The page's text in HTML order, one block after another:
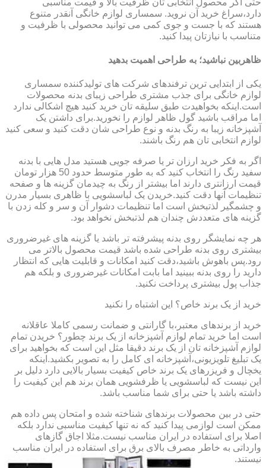
دارد،سراغ خرید آن نروید. سمساری لوازم خانگی آنقدر متنوع
هستند که با جست و جوی کمی می توانید محصولی با ظرفیت و
متناسب با نیازتان پیدا کنید.
ظاهربین نباشید؛ به طراحی اهمیت بدهید
یکی از ابتدایی ترین ترفندهای شرکت های تولیدکننده سمساری
لوازم خانگی برای جذب مشتری طراحی زیبای بدنه محصولات
است.اینکه بخواهیدت طبق سلیقه تان خرید کنید هیچ اشکالی ندارد
اما مراقب باشید گول ظاهر لوازم را نخورید.برای داشتن یک
آشپزخانه زیبا به رنگ بدنه و نوع طراحی شان دقت کنید و سعی کنید
لوازم انتخابی تان هم رنگ باشند.
اگر به فکر خرید ارزان تر یا صرفه جویی هستید مدل هایی با بدنه
سفید رنگ را انتخاب کنید که به طور متوسط حدود 50 هزار تومان
قیمت ارزانتری دارند اما بیشتر از رنگ به چیدمان گزینه ها و صفحه
تنظیمات آنها دقت کنید.خریدن یک لباسشویی با ظاهری بسیار مدرن
و چشمگیر لذتبخش است اما تنظیمات دشوار آن و سر و کله زدن با
گزینه های متعددش چندان هم لذتبخش نخواهد بود.
هر چه نمایشگر روی بدنه پیشرفته تر باشد یا گزینه های غیرضروری
بیشتری روی بدنه طراحی شده باشد قیمت محصول بالاتر می
رود.پس باهوش باشید،دقت کنید امکانات و قابلیت هایی که انتظار
دارید را روی بدنه ببینید اما بابت امکانات غیرضروری و بلکه هم
جذاب پول بیشتری پرداخت نکنید.
خرید از یک برند خاص؟ این اشتباه را نکنید
خرید از برندهای معتبر،با گارانتی و ضمانت رسمی کاملا عاقلانه
است اما خرید تمام لوازم آشپزخانه از یک برند چطور؟ خریدن تمام
لوازم آشپزخانه تان از یک برند دقیقا مثل این است که بخواهید برای
یک تبلیغ تلویزیونی،آشپزخانه ای کامل را به تصویر بکشید.اینکه
یخچال و فریزرهای یک برند خاص کیفیت بسیار بالایی دارد دلیل بر
این نیست که لباسشویی یا ظرفشویی همان برند هم این کیفیت را
داشته باشد یا حتی برای شما مناسب باشد.
حتی در بین محصولات برندهای شناخته شده و امتحان پس داده هم
ممکن است لوازمی پیدا کنید که نه تنها کیفیت مناسبی ندارد بلکه
اصلا برای استفاده در ایران مناسب نیست.مثلا اجاق گازهای
وارداتی به خاطر مصرف بالای برق برای استفاده در ایران مناسب
نیستند.